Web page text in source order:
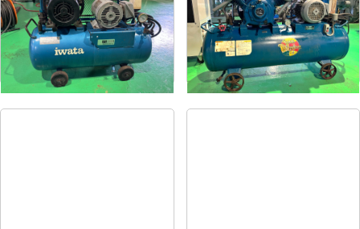
メーカー 岩田
形 式SP-07CP
年 1984
メーカー 富士
形 式 FS-75
年 式1997